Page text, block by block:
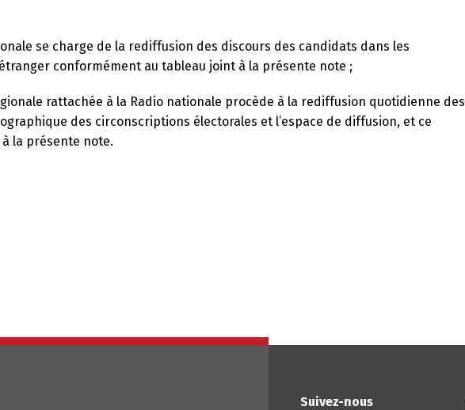
se charge de la rediffusion des discours des candidats dans les
conformément au tableau joint à la présente note ;
rattachée à la Radio nationale procède à la rediffusion quotidienne des
des circonscriptions électorales et l’espace de diffusion, et ce
la présente note.
Suivez-nous